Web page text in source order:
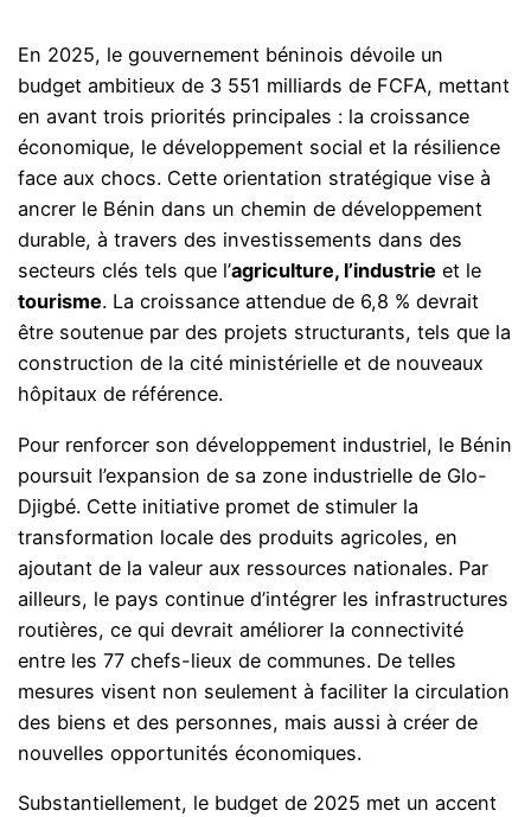
En 2025, le gouvernement béninois dévoile un
budget ambitieux de 3 551 milliards de FCFA, mettant
en avant trois priorités principales : la croissance
économique, le développement social et la résilience
face aux chocs. Cette orientation stratégique vise à
ancrer le Bénin dans un chemin de développement
durable, à travers des investissements dans des
secteurs clés tels que l’agriculture, l’industrie et le
tourisme. La croissance attendue de 6,8 % devrait
être soutenue par des projets structurants, tels que la
construction de la cité ministérielle et de nouveaux
hôpitaux de référence.
Pour renforcer son développement industriel, le Bénin
poursuit l’expansion de sa zone industrielle de Glo-
Djigbé. Cette initiative promet de stimuler la
transformation locale des produits agricoles, en
ajoutant de la valeur aux ressources nationales. Par
ailleurs, le pays continue d’intégrer les infrastructures
routières, ce qui devrait améliorer la connectivité
entre les 77 chefs-lieux de communes. De telles
mesures visent non seulement à faciliter la circulation
des biens et des personnes, mais aussi à créer de
nouvelles opportunités économiques.
Substantiellement, le budget de 2025 met un accent